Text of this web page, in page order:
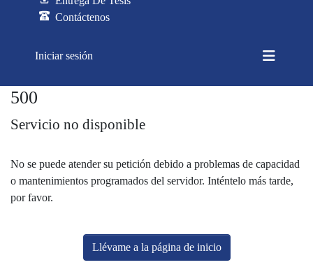
Contáctenos
Iniciar sesión
Generador de CSV para DSpace
500
Servicio no disponible
No se puede atender su petición debido a problemas de capacidad
o mantenimientos programados del servidor. Inténtelo más tarde,
por favor.
Llévame a la página de inicio